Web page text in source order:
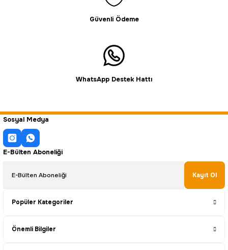
Güvenli Ödeme
WhatsApp Destek Hattı
Sosyal Medya
E-Bülten Aboneliği
Kayıt Ol
Popüler Kategoriler
Önemli Bilgiler